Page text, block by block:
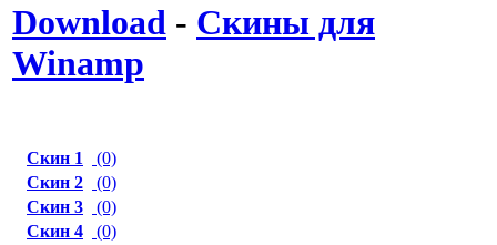
Download - Скины для
Winamp
Скин 1
(0)
Скин 2
(0)
Скин 3
(0)
Скин 4
(0)